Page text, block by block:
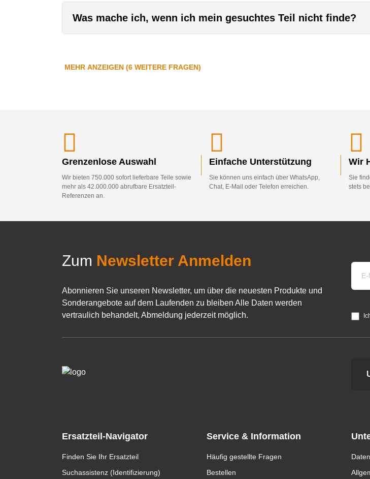
Was mache ich, wenn ich mein gesuchtes Teil nicht finde?
MEHR ANZEIGEN (6 WEITERE FRAGEN)
Grenzenlose Auswahl
Wir bieten 750.000 sofort lieferbare Teile sowie
mehr als 42.000.000 abrufbare Ersatzteil-
Referenzen an.
Einfache Unterstützung
Sie können uns einfach über WhatsApp,
Chat, E-Mail oder Telefon erreichen.
Wir
Sie
stets
Zum Newsletter Anmelden
Abonnieren Sie unseren Newsletter, um über die neuesten Produkte und
Sonderangebote auf dem Laufenden zu bleiben Alle Daten werden
vertraulich behandelt, Abmeldung jederzeit möglich.
Ersatzteil-Navigator
Finden Sie Ihr Ersatzteil
Suchassistenz (Identifizierung)
Service & Information
Häufig gestellte Fragen
Bestellen